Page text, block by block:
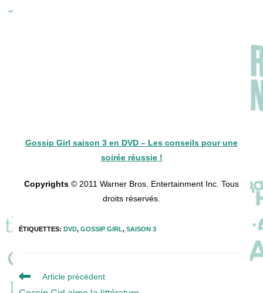
Gossip Girl saison 3 en DVD – Les conseils pour une
soirée réussie !
Copyrights © 2011 Warner Bros. Entertainment Inc. Tous
droits réservés.
ÉTIQUETTES:DVD, GOSSIP GIRL, SAISON 3
Read
Article précédent